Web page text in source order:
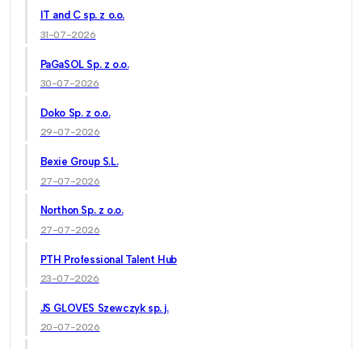
IT and C sp. z o.o.
31-07-2026
PaGaSOL Sp. z o.o.
30-07-2026
Doko Sp. z o.o.
29-07-2026
Bexie Group S.L.
27-07-2026
Northon Sp. z o.o.
27-07-2026
PTH Professional Talent Hub
23-07-2026
JS GLOVES Szewczyk sp. j.
20-07-2026